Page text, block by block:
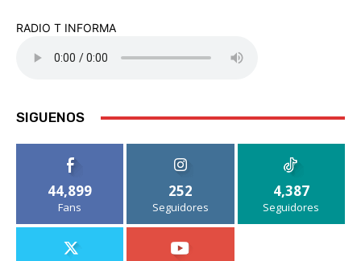
RADIO T INFORMA
SIGUENOS
44,899
Fans
252
Seguidores
4,387
Seguidores